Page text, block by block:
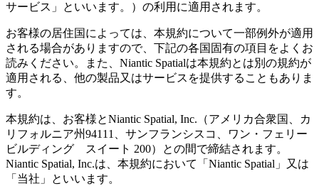
サービス」といいます。）の利用に適用されます。
お客様の居住国によっては、本規約について一部例外が適用
される場合がありますので、下記の各国固有の項目をよくお
読みください。また、Niantic Spatialは本規約とは別の規約が
適用される、他の製品又はサービスを提供することもありま
す。
本規約は、お客様とNiantic Spatial, Inc.（アメリカ合衆国、カ
リフォルニア州94111、サンフランシスコ、ワン・フェリー
ビルディング スイート 200）との間で締結されます。
Niantic Spatial, Inc.は、本規約において「Niantic Spatial」又は
「当社」といいます。